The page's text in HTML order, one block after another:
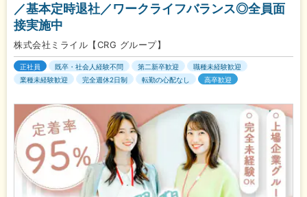
／基本定時退社／ワークライフバランス◎全員面
接実施中
株式会社ミライル【CRG グループ】
正社員 既卒・社会人経験不問 第二新卒歓迎
職種未経験歓迎
業種未経験歓迎
完全週休2日制 転勤の心配なし 高卒歓迎